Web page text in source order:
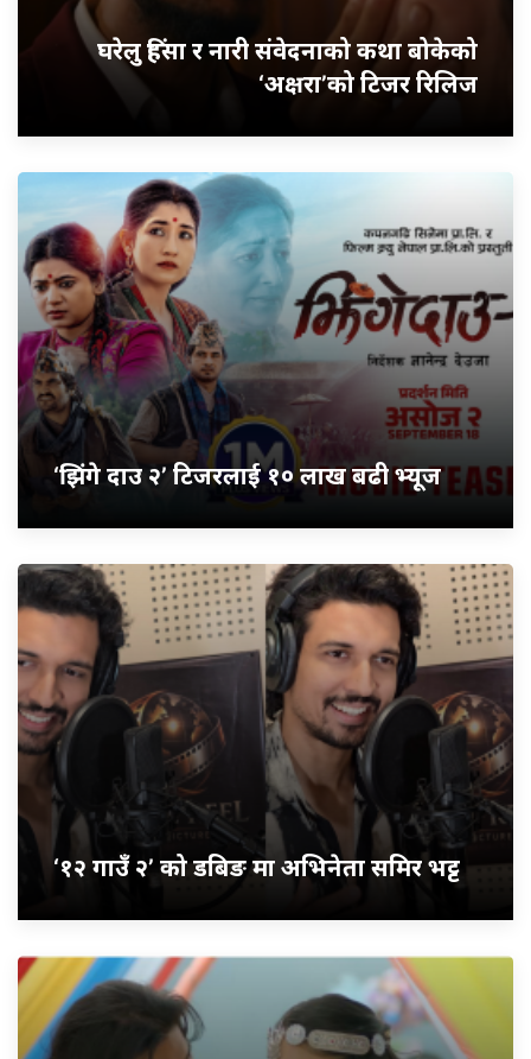
घरेलु हिंसा र नारी संवेदनाको कथा बोकेको
‘अक्षरा’को टिजर रिलिज
‘झिंगे दाउ २’ टिजरलाई १० लाख बढी भ्यूज
‘१२ गाउँ २’ को डबिङ मा अभिनेता समिर भट्ट